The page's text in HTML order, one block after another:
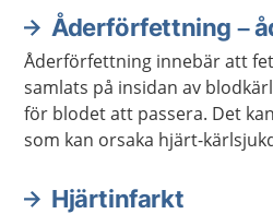
Åderförfettning –
Åderförfettning innebär att
samlats på insidan av
för blodet att passera. Det
som kan orsaka hjärt-
och vara fysiskt aktiv.
Hjärtinfarkt